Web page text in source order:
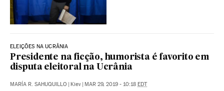
ELEIÇÕES NA UCRÂNIA
Presidente na ficção, humorista é favorito em
disputa eleitoral na Ucrânia
MARÍA R. SAHUQUILLO | Kiev | MAR 29, 2019 - 10:18 EDT